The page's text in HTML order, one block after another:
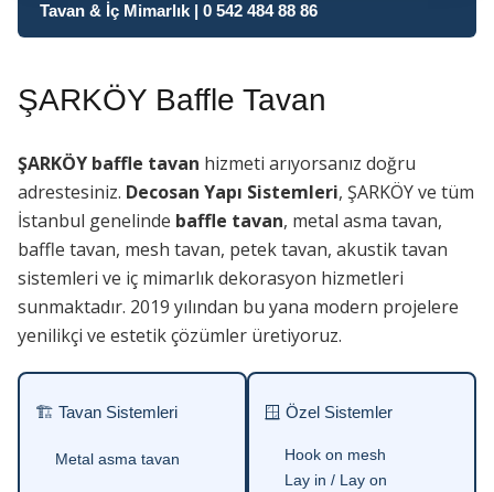
Tavan & İç Mimarlık | 0 542 484 88 86
ŞARKÖY Baffle Tavan
ŞARKÖY baffle tavan hizmeti arıyorsanız doğru
adrestesiniz. Decosan Yapı Sistemleri, ŞARKÖY ve tüm
İstanbul genelinde baffle tavan, metal asma tavan,
baffle tavan, mesh tavan, petek tavan, akustik tavan
sistemleri ve iç mimarlık dekorasyon hizmetleri
sunmaktadır. 2019 yılından bu yana modern projelere
yenilikçi ve estetik çözümler üretiyoruz.
🏗 Tavan Sistemleri
Metal asma tavan
🪟 Özel Sistemler
Hook on mesh
Lay in / Lay on